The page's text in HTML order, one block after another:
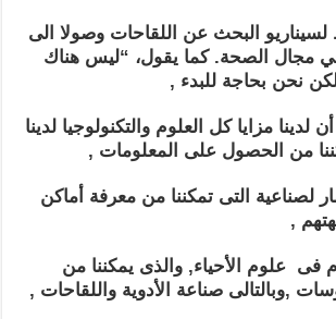
البحث عن اللقاحات وصولا الى
مجال الصحة. كما يقول، “ليس هناك
نحن بحاجة للبدء ,
مزايا كل العلوم والتكنولوجيا لدينا
من الحصول على المعلومات ,
لصناعية التى تمكننا من معرفة أماكن
,
فى علوم الأحياء, والذى يمكننا من
,وبالتالى صناعة الأدوية واللقاحات ,